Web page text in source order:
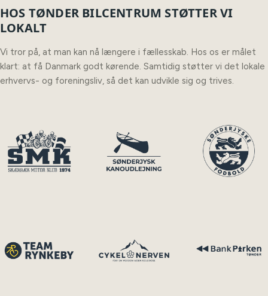
HOS TØNDER BILCENTRUM STØTTER VI
LOKALT
Vi tror på, at man kan nå længere i fællesskab. Hos os er målet
klart: at få Danmark godt kørende. Samtidig støtter vi det lokale
erhvervs- og foreningsliv, så det kan udvikle sig og trives.